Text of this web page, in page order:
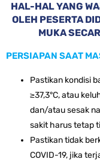
HAL-HAL YANG
OLEH PESERTA
MUKA
PERSIAPAN SAAT
Pastikan kondisi
≥37,3°C, atau
dan/atau sesak
sakit harus tetap
Pastikan tidak
COVID-19, jika